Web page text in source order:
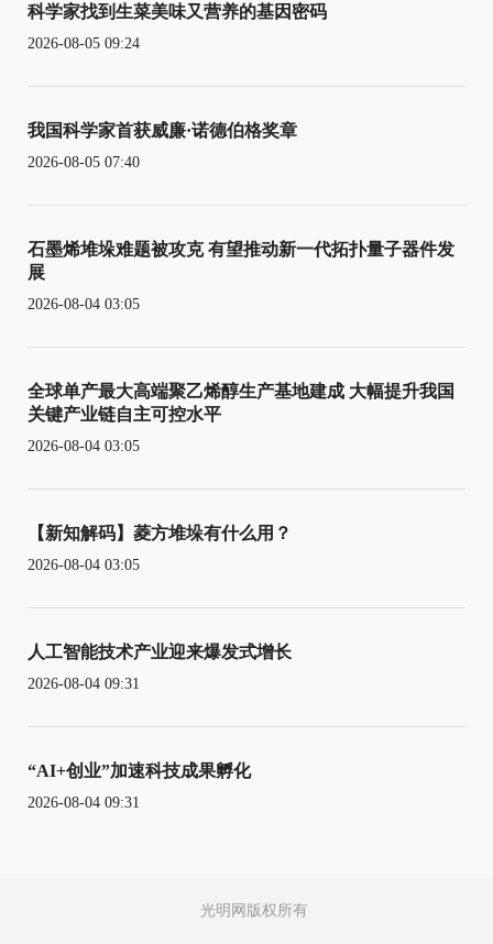
科学家找到生菜美味又营养的基因密码
2026-08-05 09:24
我国科学家首获威廉·诺德伯格奖章
2026-08-05 07:40
石墨烯堆垛难题被攻克 有望推动新一代拓扑量子器件发
展
2026-08-04 03:05
全球单产最大高端聚乙烯醇生产基地建成 大幅提升我国
关键产业链自主可控水平
2026-08-04 03:05
【新知解码】菱方堆垛有什么用？
2026-08-04 03:05
人工智能技术产业迎来爆发式增长
2026-08-04 09:31
“AI+创业”加速科技成果孵化
2026-08-04 09:31
光明网版权所有